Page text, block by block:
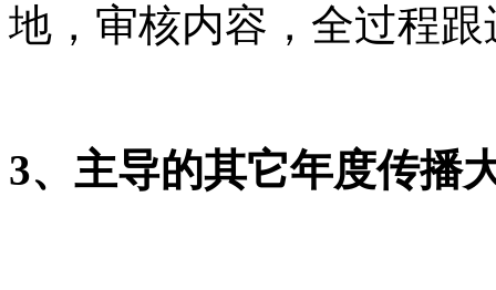
地，审核内容，全过程
3、主导的其它年度传播